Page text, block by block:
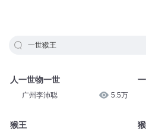
一世猴王
人一世物一世
广州李沛聪 5.5万
猴王